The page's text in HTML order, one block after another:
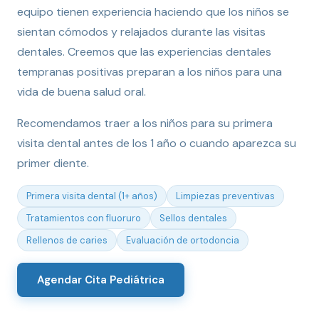
equipo tienen experiencia haciendo que los niños se
sientan cómodos y relajados durante las visitas
dentales. Creemos que las experiencias dentales
tempranas positivas preparan a los niños para una
vida de buena salud oral.
Recomendamos traer a los niños para su primera
visita dental antes de los 1 año o cuando aparezca su
primer diente.
Primera visita dental (1+ años)
Limpiezas preventivas
Tratamientos con fluoruro
Sellos dentales
Rellenos de caries
Evaluación de ortodoncia
Agendar Cita Pediátrica